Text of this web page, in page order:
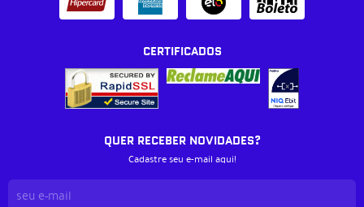
CERTIFICADOS
QUER RECEBER NOVIDADES?
Cadastre seu e-mail aqui!